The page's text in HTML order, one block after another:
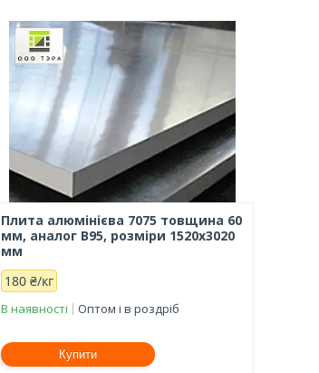
Плита алюмінієва 7075 товщина 60
мм, аналог В95, розміри 1520х3020
мм
180 ₴/кг
В наявності Оптом і в роздріб
Купити